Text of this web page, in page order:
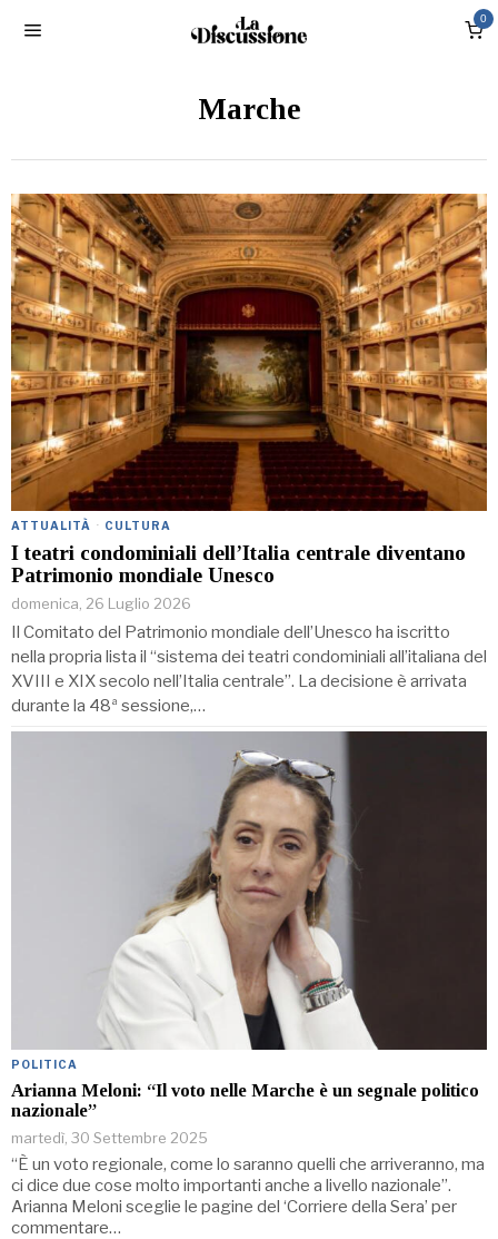
0
Marche
ATTUALITÀ · CULTURA
I teatri condominiali dell’Italia centrale diventano
Patrimonio mondiale Unesco
domenica, 26 Luglio 2026
Il Comitato del Patrimonio mondiale dell’Unesco ha iscritto
nella propria lista il “sistema dei teatri condominiali all’italiana del
XVIII e XIX secolo nell’Italia centrale”. La decisione è arrivata
durante la 48ª sessione,…
POLITICA
Arianna Meloni: “Il voto nelle Marche è un segnale politico
nazionale”
martedì, 30 Settembre 2025
“È un voto regionale, come lo saranno quelli che arriveranno, ma
ci dice due cose molto importanti anche a livello nazionale”.
Arianna Meloni sceglie le pagine del ‘Corriere della Sera’ per
commentare…